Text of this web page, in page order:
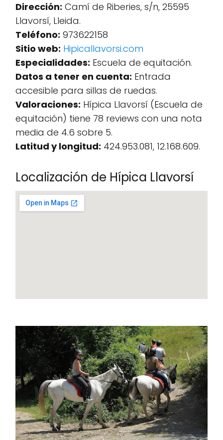
Dirección: Camí de Riberies, s/n, 25595
Llavorsí, Lleida.
Teléfono: 973622158
Sitio web: Hipicallavorsi.com
Especialidades: Escuela de equitación.
Datos a tener en cuenta: Entrada
accesible para sillas de ruedas.
Valoraciones: Hípica Llavorsí (Escuela de
equitación) tiene 78 reviews con una nota
media de 4.6 sobre 5.
Latitud y longitud: 424.953.081, 12.168.609.
Localización de Hípica Llavorsí